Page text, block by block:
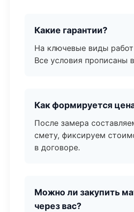
Какие гарантии?
На ключевые виды
Все условия прописаны
Как формируется
После замера
смету, фиксируем
в договоре.
Можно ли закупить
через вас?